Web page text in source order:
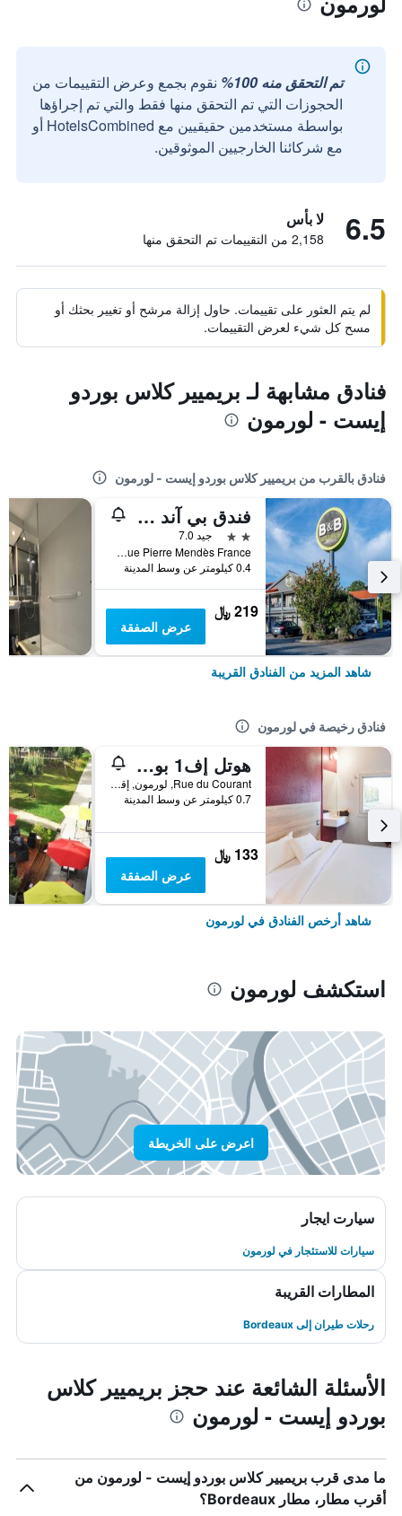
تم التحقق منه 100%
نقوم بجمع وعرض التقييمات من
الحجوزات التي تم التحقق منها فقط والتي تم إجراؤها
بواسطة مستخدمين حقيقيين مع HotelsCombined أو
مع شركائنا الخارجيين الموثوقين.
6.5 لا بأس
2,158 من التقييمات تم التحقق منها
لم يتم العثور على تقييمات. حاول إزالة مرشح أو تغيير بحثك أو
مسح كل شيء لعرض التقييمات.
فنادق مشابهة لـ بريميير كلاس بوردو
إيست - لورمون
فنادق بالقرب من بريميير كلاس بوردو إيست - لورمون
فندق بي آند بي - بوردو لورمون
2 نجمتين
جيد 7.0
Parc D'Activités De La Gardette - 1 Rue Pierre Mendès France, لورمون, إقليم جيروند, فرنسا
0.4 كيلومتر عن وسط المدينة
219 ﷼
عرض الصفقة
شاهد المزيد من الفنادق القريبة
فنادق رخيصة في لورمون
هوتل إف1 بوردو نور لورمونت
Rue du Courant, لورمون, إقليم جيروند, فرنسا
0.7 كيلومتر عن وسط المدينة
133 ﷼
عرض الصفقة
شاهد أرخص الفنادق في لورمون
استكشف لورمون
اعرض على الخريطة
سيارت ايجار
سيارات للاستئجار في لورمون
المطارات القريبة
رحلات طيران إلى Bordeaux
الأسئلة الشائعة عند حجز بريميير كلاس
بوردو إيست - لورمون
ما مدى قرب بريميير كلاس بوردو إيست - لورمون من
أقرب مطار، مطار Bordeaux؟